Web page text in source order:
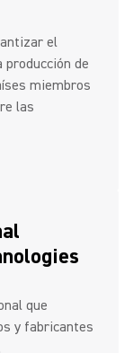
el
de
miembros
las
que
y fabricantes